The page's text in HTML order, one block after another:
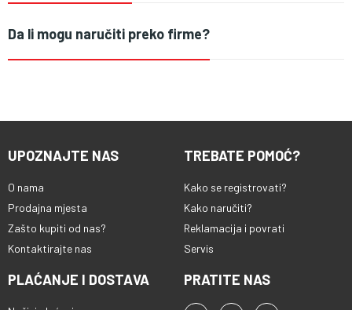
Da li mogu naručiti preko firme?
UPOZNAJTE NAS
O nama
Prodajna mjesta
Zašto kupiti od nas?
Kontaktirajte nas
TREBATE POMOĆ?
Kako se registrovati?
Kako naručiti?
Reklamacija i povrati
Servis
PLAĆANJE I DOSTAVA PRATITE NAS